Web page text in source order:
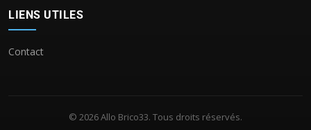
LIENS UTILES
Contact
© 2026 Allo Brico33. Tous droits réservés.